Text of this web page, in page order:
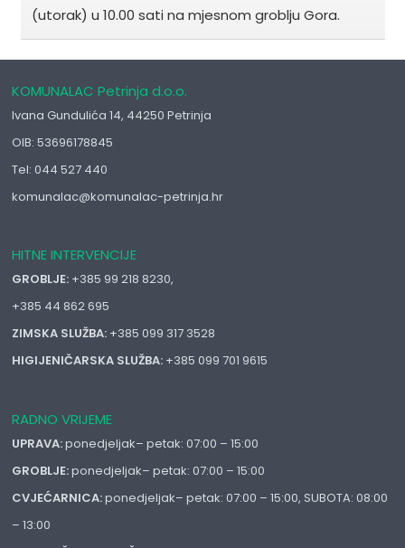
(utorak) u 10.00 sati na mjesnom groblju Gora.
KOMUNALAC Petrinja d.o.o.
Ivana Gundulića 14, 44250 Petrinja
OIB: 53696178845
Tel: 044 527 440
komunalac@komunalac-petrinja.hr
HITNE INTERVENCIJE
GROBLJE: +385 99 218 8230,
+385 44 862 695
ZIMSKA SLUŽBA: +385 099 317 3528
HIGIJENIČARSKA SLUŽBA: +385 099 701 9615
RADNO VRIJEME
UPRAVA:ponedjeljak– petak: 07:00 – 15:00
GROBLJE:ponedjeljak– petak: 07:00 – 15:00
CVJEĆARNICA:ponedjeljak– petak: 07:00 – 15:00, SUBOTA: 08:00
– 13:00